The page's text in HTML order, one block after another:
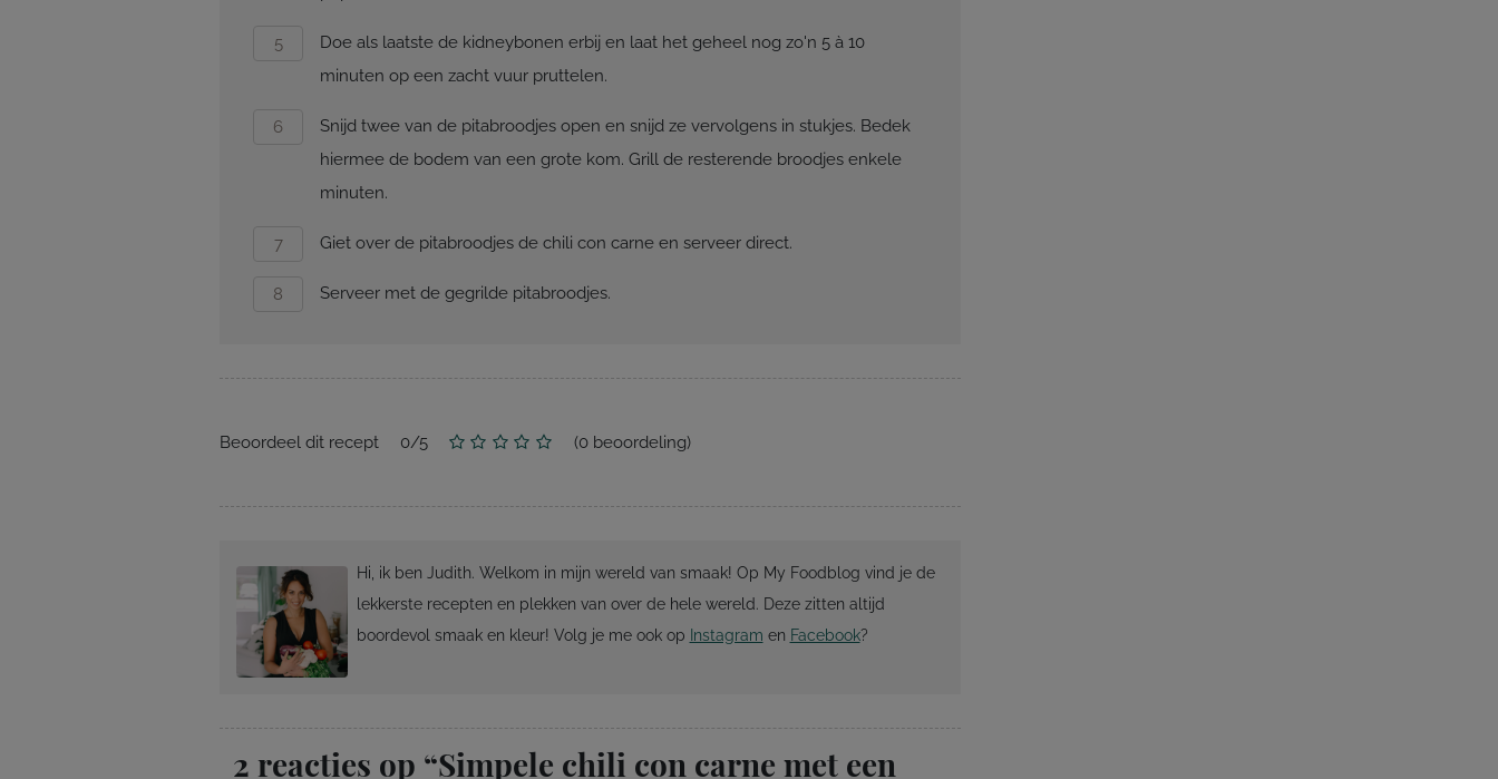
Doe als laatste de kidneybonen erbij en laat het geheel nog zo'n 5 à 10
minuten op een zacht vuur pruttelen.
Snijd twee van de pitabroodjes open en snijd ze vervolgens in stukjes. Bedek
hiermee de bodem van een grote kom. Grill de resterende broodjes enkele
minuten.
Giet over de pitabroodjes de chili con carne en serveer direct.
Serveer met de gegrilde pitabroodjes.
Beoordeel dit recept 0/5 (0beoordeling)
Hi, ik ben Judith. Welkom in mijn wereld van smaak! Op My Foodblog vind je de
lekkerste recepten en plekken van over de hele wereld. Deze zitten altijd
boordevol smaak en kleur! Volg je me ook op Instagram en Facebook?
2 reacties op “Simpele chili con carne met een